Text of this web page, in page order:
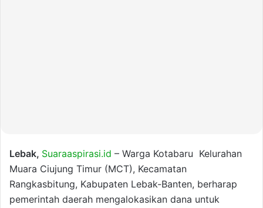
Lebak, Suaraaspirasi.id – Warga Kotabaru Kelurahan
Muara Ciujung Timur (MCT), Kecamatan
Rangkasbitung, Kabupaten Lebak-Banten, berharap
pemerintah daerah mengalokasikan dana untuk